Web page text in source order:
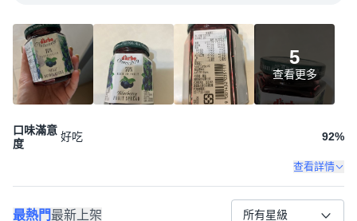
5
查看更多
口味滿意
度
好吃 92%
查看詳情
最熱門最新上架 所有星級